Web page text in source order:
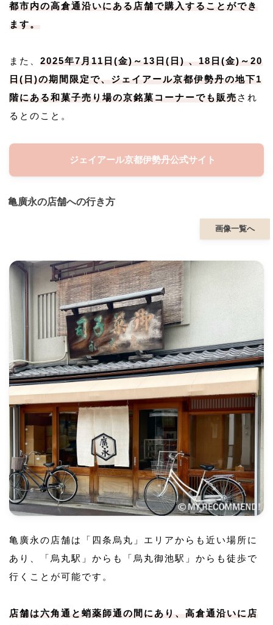
都市内の高倉通沿いにある店舗で購入することができ
ます。
また、 2025年7月11日(金)～13日(日) 、18日(金)～20
日(日)の期間限定で、ジェイアール京都伊勢丹の地下1
階にある和菓子売り場の京銘菓コーナーでも販売 され
るとのこと。
ジェイアール京都伊勢丹公式サイト
亀廣永の店舗への行き方
画像一覧へ
亀廣永の店舗は「四条烏丸」エリアからも近い場所に
あり、「烏丸駅」からも「烏丸御池駅」からも徒歩で
行くことが可能です。
店舗は六角通と蛸薬師通の間にあり、高倉通沿いに店